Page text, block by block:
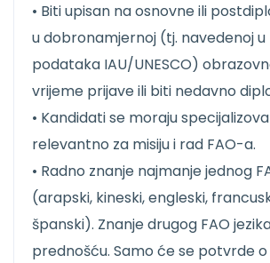
• Biti upisan na osnovne ili
u dobronamjernoj (tj. navedenoj u
podataka IAU/UNESCO)
vrijeme prijave ili biti nedavno
• Kandidati se moraju
relevantno za misiju i rad FAO-a.
• Radno znanje najmanje jednog
(arapski, kineski, engleski,
španski). Znanje drugog FAO
prednošću. Samo će se potvrde